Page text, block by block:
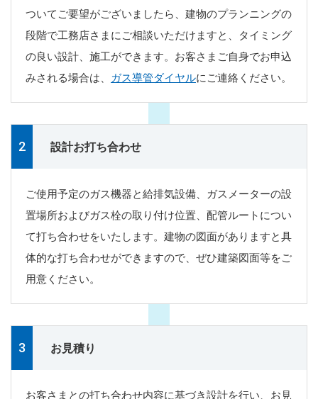
ついてご要望がございましたら、建物のプランニングの
段階で工務店さまにご相談いただけますと、タイミング
の良い設計、施工ができます。お客さまご自身でお申込
みされる場合は、 ガス導管ダイヤルにご連絡ください。
設計お打ち合わせ
ご使用予定のガス機器と給排気設備、ガスメーターの設
置場所およびガス栓の取り付け位置、配管ルートについ
て打ち合わせをいたします。建物の図面がありますと具
体的な打ち合わせができますので、ぜひ建築図面等をご
用意ください。
お見積り
お客さまとの打ち合わせ内容に基づき設計を行い、お見